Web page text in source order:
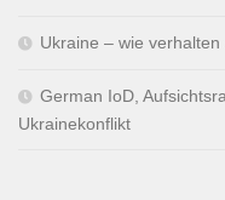
Ukraine – wie
German IoD,
Ukrainekonflikt